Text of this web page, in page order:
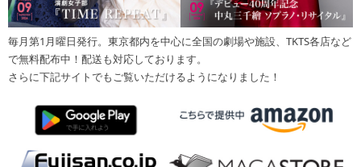
毎月第1月曜日発行。東京都内を中心に全国の劇場や施設、TKTS各店など
で無料配布中！配送も対応しております。
さらに下記サイトでもご覧いただけるようになりました！